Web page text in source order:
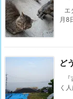
エ
月8
ど
く